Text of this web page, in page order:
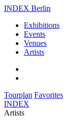
INDEX Berlin
Exhibitions
Events
Venues
Artists
Tourplan Favorites
INDEX
Artists